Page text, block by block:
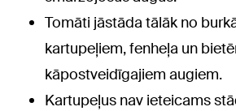
Tomāti jāstāda tālāk no
kartupeļiem, fenheļa un
kāpostveidīgajiem augiem.
Kartupeļus nav ieteicams